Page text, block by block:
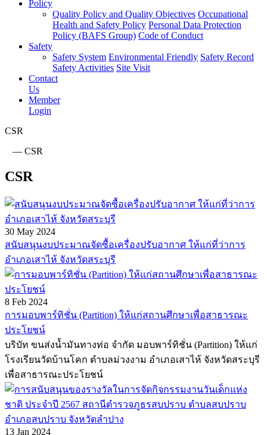
Policy
Quality Policy and Quality Objectives Occupational
Health and Safety Policy Personal Data Protection
Policy (BAFS Group) Code of Conduct
Safety
Safety System Environmental Friendly Safety Record
Safety Activities Site Visit
Contact
Us
Member
Login
CSR
— CSR
CSR
30 May 2024
สนับสนุนงบประมาณจัดซื้อเครื่องปรับอากาศ ให้แก่ที่ว่าการ
อำเภอเสาไห้ จังหวัดสระบุรี
8 Feb 2024
การมอบพาร์ทิชั่น (Partition) ให้แก่สถานศึกษาเพื่อสาธารณะ
ประโยชน์
บริบัท ขนส่งน้ำมันทางท่อ จำกัด มอบพาร์ทิชั่น (Partition) ให้แก่
โรงเรียนวัดบ้านโคก ตำบลม่วงงาม อำเภอเสาไห้ จังหวัดสระบุรี
เพื่อสาธารณะประโยชน์
13 Jan 2024